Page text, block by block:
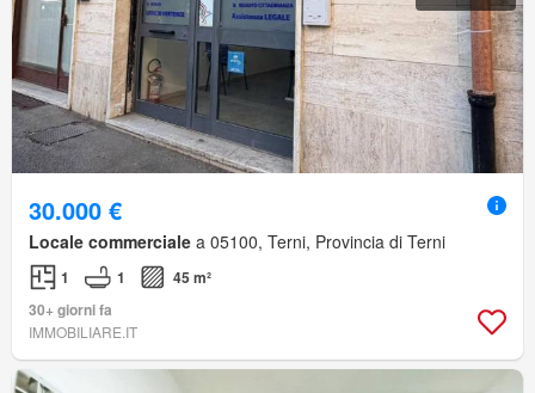
30.000 €
Locale commerciale a 05100, Terni, Provincia di Terni
1 1
45 m²
30+ giorni fa
IMMOBILIARE.IT